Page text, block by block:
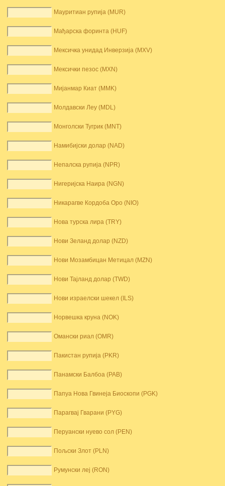
Мауритиан рупија (MUR)
Мађарска форинта (HUF)
Мексичка унидад Инверзија (MXV)
Мексички пезос (MXN)
Мијанмар Киат (MMK)
Молдавски Леу (MDL)
Монголски Тугрик (MNT)
Намибијски долар (NAD)
Непалска рупија (NPR)
Нигеријска Наира (NGN)
Никарагве Кордоба Оро (NIO)
Нова турска лира (TRY)
Нови Зеланд долар (NZD)
Нови Мозамбицан Метицал (MZN)
Нови Тајланд долар (TWD)
Нови израелски шекел (ILS)
Норвешка круна (NOK)
Омански риал (OMR)
Пакистан рупија (PKR)
Панамски Балбоа (PAB)
Папуа Нова Гвинеја Биоскопи (PGK)
Парагвај Гварани (PYG)
Перуански нуево сол (PEN)
Пољски Злот (PLN)
Румунски леј (RON)